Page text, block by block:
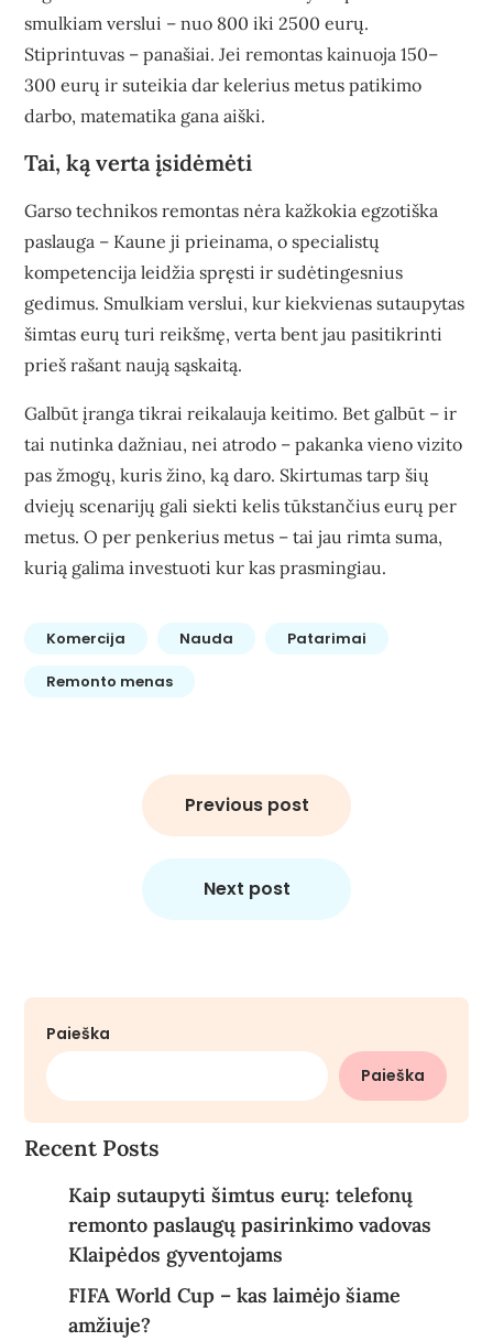
smulkiam verslui – nuo 800 iki 2500 eurų.
Stiprintuvas – panašiai. Jei remontas kainuoja 150–
300 eurų ir suteikia dar kelerius metus patikimo
darbo, matematika gana aiški.
Tai, ką verta įsidėmėti
Garso technikos remontas nėra kažkokia egzotiška
paslauga – Kaune ji prieinama, o specialistų
kompetencija leidžia spręsti ir sudėtingesnius
gedimus. Smulkiam verslui, kur kiekvienas sutaupytas
šimtas eurų turi reikšmę, verta bent jau pasitikrinti
prieš rašant naują sąskaitą.
Galbūt įranga tikrai reikalauja keitimo. Bet galbūt – ir
tai nutinka dažniau, nei atrodo – pakanka vieno vizito
pas žmogų, kuris žino, ką daro. Skirtumas tarp šių
dviejų scenarijų gali siekti kelis tūkstančius eurų per
metus. O per penkerius metus – tai jau rimta suma,
kurią galima investuoti kur kas prasmingiau.
Komercija Nauda Patarimai
Remonto menas
Previous post
Next post
Paieška
Paieška
Recent Posts
Kaip sutaupyti šimtus eurų: telefonų
remonto paslaugų pasirinkimo vadovas
Klaipėdos gyventojams
FIFA World Cup – kas laimėjo šiame
amžiuje?